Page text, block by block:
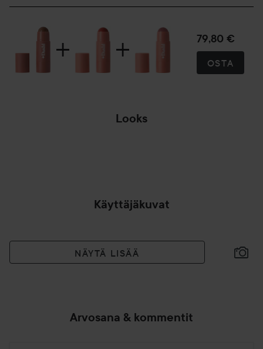
79,80 €
OSTA
LooksVALOKUVAUS
Käyttäjäkuvat
NÄYTÄ LISÄÄ
Arvosana & kommentit